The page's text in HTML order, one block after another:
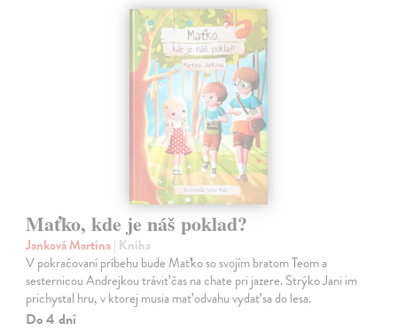
Maťko, kde je náš poklad?
Janková Martina| Kniha
V pokračovaní príbehu bude Maťko so svojím bratom Teom a
sesternicou Andrejkou tráviť čas na chate pri jazere. Strýko Jani im
prichystal hru, v ktorej musia mať odvahu vydať sa do lesa.
Do 4 dní